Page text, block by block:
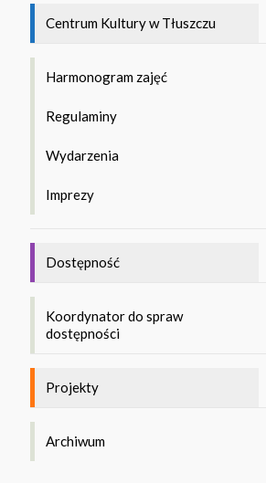
Centrum Kultury w Tłuszczu
Harmonogram zajęć
Regulaminy
Wydarzenia
Imprezy
Dostępność
Koordynator do spraw
dostępności
Projekty
Archiwum